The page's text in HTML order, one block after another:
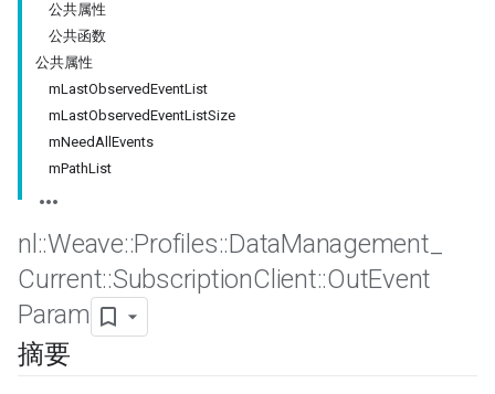
公共属性
公共函数
公共属性
mLastObservedEventList
mLastObservedEventListSize
mNeedAllEvents
mPathList
nl ::Weave::Profiles::DataManagement
Current::SubscriptionClient::OutEvent
Param
摘要